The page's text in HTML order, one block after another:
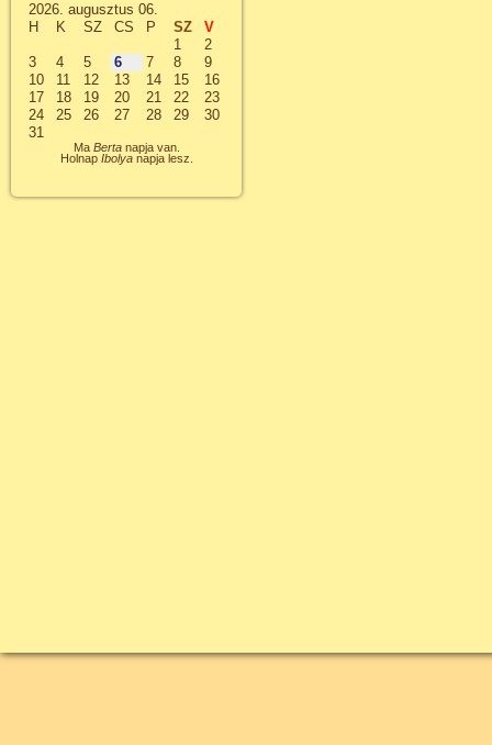
2026. augusztus 06.
H
K SZ CS P SZ
V
1
2
3
4 5 6 7 8
9
10
11 12 13 14 15
16
17
18 19 20 21 22
23
24
25 26 27 28 29
30
31
Ma Bertanapja van.
Holnap Ibolyanapja lesz.